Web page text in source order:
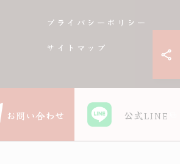
お問い合わせ 公式LINE
プライバシーポリシー
サイトマップ